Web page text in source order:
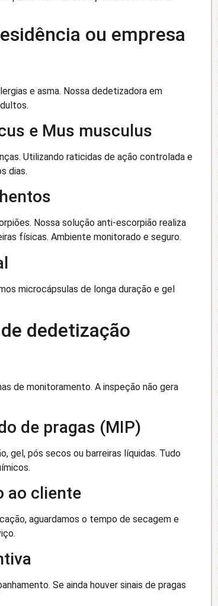
ou empresa
e asma. Nossa dedetizadora em
e Mus musculus
Utilizando raticidas de ação controlada e
dias.
Nossa solução anti-escorpião realiza
físicas. Ambiente monitorado e seguro.
microcápsulas de longa duração e gel
dedetização
de monitoramento. A inspeção não gera
de pragas (MIP)
gel, pós secos ou barreiras líquidas. Tudo
ao cliente
aguardamos o tempo de secagem e
Se ainda houver sinais de pragas